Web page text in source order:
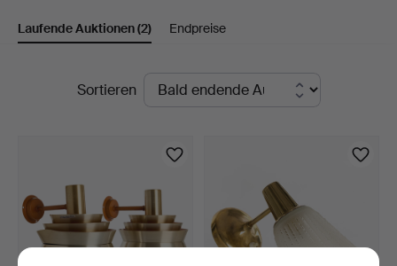
Auktioner
Laufende Auktionen(2) Endpreise
LaufendeSortieren